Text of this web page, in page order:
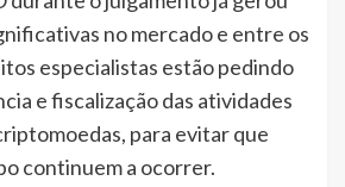
no mercado e entre os
especialistas estão pedindo
e fiscalização das atividades
para evitar que
continuem a ocorrer.